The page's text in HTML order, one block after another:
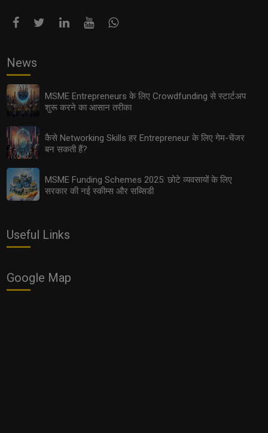
News
MSME Entrepreneurs के लिए Crowdfunding से स्टार्टअप
शुरू करने का आसान तरीका
कैसे Networking Skills हर Entrepreneur के लिए गेम-चेंजर
बन सकती हैं?
MSME Funding Schemes 2025: छोटे व्यवसायों के लिए
सरकार की नई स्कीम्स और सब्सिडी
Useful Links
Google Map